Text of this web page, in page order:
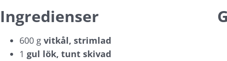
Ingredienser
600 g vitkål, strimlad
1 gul lök, tunt skivad